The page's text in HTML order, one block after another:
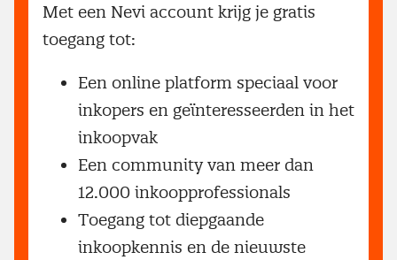
Met een Nevi account krijg je gratis
toegang tot:
Een online platform speciaal voor
inkopers en geïnteresseerden in het
inkoopvak
Een community van meer dan
12.000 inkoopprofessionals
Toegang tot diepgaande
inkoopkennis en de nieuwste